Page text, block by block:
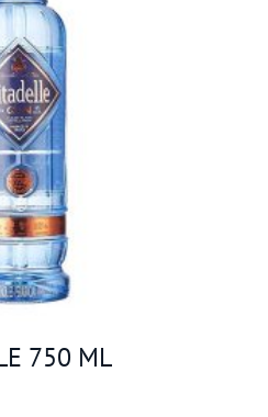
750 ML